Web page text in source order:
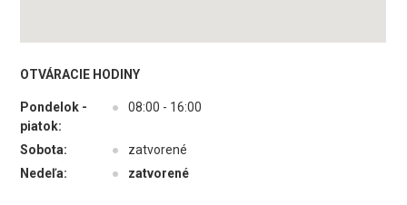
OTVÁRACIE HODINY
Pondelok -
piatok:
● 08:00 - 16:00
Sobota: ●
zatvorené
Nedeľa:
● zatvorené